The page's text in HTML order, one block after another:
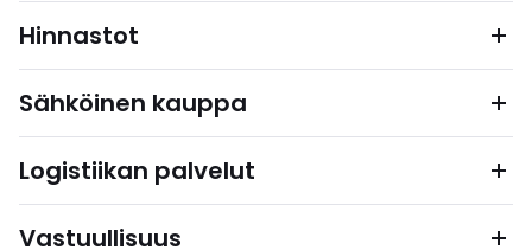
Hinnastot
Sähköinen kauppa
Logistiikan palvelut
Vastuullisuus